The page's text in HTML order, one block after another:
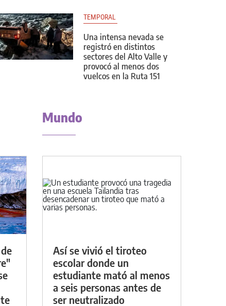
TEMPORAL
Una intensa nevada se
registró en distintos
sectores del Alto Valle y
provocó al menos dos
vuelcos en la Ruta 151
Mundo
Así se vivió el tiroteo
escolar donde un
estudiante mató al menos
a seis personas antes de
ser neutralizado